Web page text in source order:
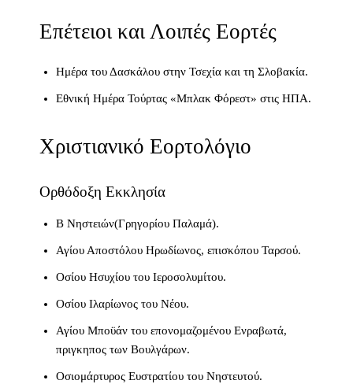
Επέτειοι και Λοιπές Εορτές
Ημέρα του Δασκάλου στην Τσεχία και τη Σλοβακία.
Εθνική Ημέρα Τούρτας «Μπλακ Φόρεστ» στις ΗΠΑ.
Χριστιανικό Εορτολόγιο
Ορθόδοξη Εκκλησία
Β Νηστειών(Γρηγορίου Παλαμά).
Αγίου Αποστόλου Ηρωδίωνος, επισκόπου Ταρσού.
Οσίου Ησυχίου του Ιεροσολυμίτου.
Οσίου Ιλαρίωνος του Νέου.
Αγίου Μποϋάν του επονομαζομένου Ενραβωτά,
πριγκηπος των Βουλγάρων.
Οσιομάρτυρος Ευστρατίου του Νηστευτού.